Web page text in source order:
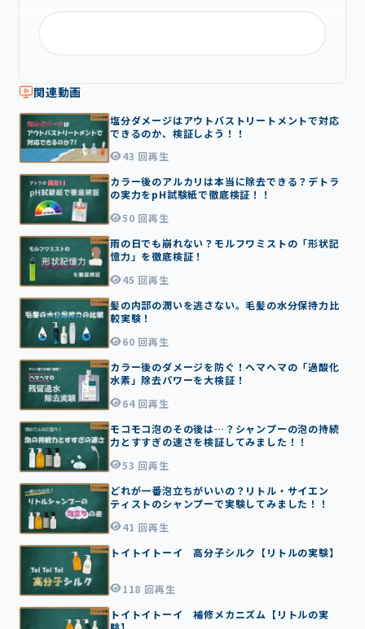
関連動画
0
5:
1
塩分ダメージはアウトバストリートメントで対応
できるのか、検証しよう！！
43 回再生
0
2:
5
カラー後のアルカリは本当に除去できる？デトラ
の実力をpH試験紙で徹底検証！！
50 回再生
0
2:
1
雨の日でも崩れない？モルフワミストの「形状記
憶力」を徹底検証！
45 回再生
0
6:
1
髪の内部の潤いを逃さない。毛髪の水分保持力比
較実験！
60 回再生
0
3:
1
カラー後のダメージを防ぐ！ヘマヘマの「過酸化
水素」除去パワーを大検証！
64 回再生
0
2:
2
モコモコ泡のその後は…？シャンプーの泡の持続
力とすすぎの速さを検証してみました！！
53 回再生
0
1:
5
どれが一番泡立ちがいいの？リトル・サイエン
ティストのシャンプーで実験してみました！！
41 回再生
0
1:
トイトイトーイ 高分子シルク【リトルの実験】
118 回再生
0
1:
トイトイトーイ 補修メカニズム【リトルの実